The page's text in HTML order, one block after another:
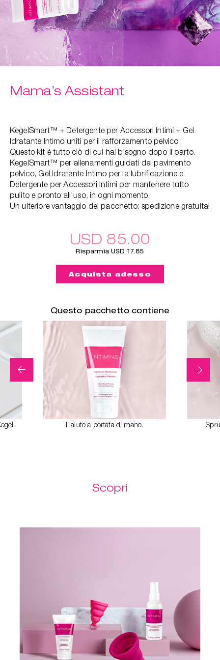
Mama’s Assistant
KegelSmart™ + Detergente per Accessori Intimi + Gel
Idratante Intimo uniti per il rafforzamento pelvico
Questo kit è tutto ciò di cui hai bisogno dopo il parto.
KegelSmart™ per allenamenti guidati del pavimento
pelvico, Gel Idratante Intimo per la lubrificazione e
Detergente per Accessori Intimi per mantenere tutto
pulito e pronto all'uso, in ogni momento.
Un ulteriore vantaggio del pacchetto: spedizione gratuita!
USD 85.00
Risparmia USD 17.85
Acquista adesso
Questo pacchetto contiene
L’aiuto a portata di mano.
Scopri